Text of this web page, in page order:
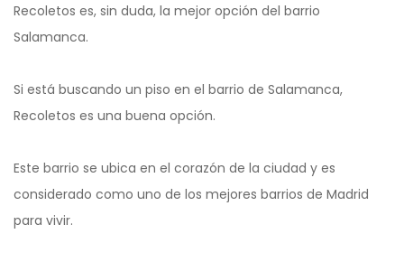
Recoletos es, sin duda, la mejor opción del barrio
Salamanca.
Si está buscando un piso en el barrio de Salamanca,
Recoletos es una buena opción.
Este barrio se ubica en el corazón de la ciudad y es
considerado como uno de los mejores barrios de Madrid
para vivir.